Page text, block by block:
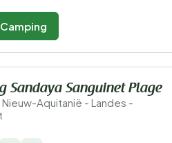
Sandaya Sanguinet Plage
Nieuw-Aquitanië - Landes -